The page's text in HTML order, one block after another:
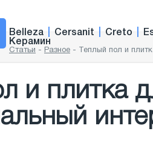
Belleza Cersanit Creto
Керамин
Статьи - Разное - Теплый пол и
и плитка